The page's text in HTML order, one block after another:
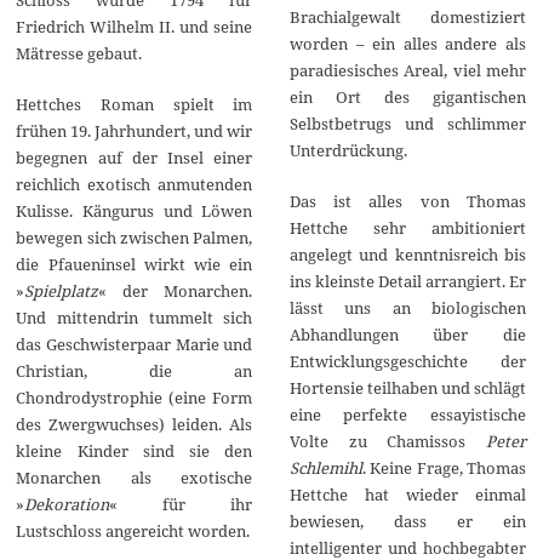
Friedrich Wilhelm II. und seine
Mätresse gebaut.
Hettches Roman spielt im
frühen 19. Jahrhundert, und wir
begegnen auf der Insel einer
reichlich exotisch anmutenden
Kulisse. Kängurus und Löwen
bewegen sich zwischen Palmen,
die Pfaueninsel wirkt wie ein
»Spielplatz« der Monarchen.
Und mittendrin tummelt sich
das Geschwisterpaar Marie und
Christian, die an
Chondrodystrophie (eine Form
des Zwergwuchses) leiden. Als
kleine Kinder sind sie den
Monarchen als exotische
»Dekoration« für ihr
Lustschloss angereicht worden.
Brachialgewalt domestiziert
worden – ein alles andere als
paradiesisches Areal, viel mehr
ein Ort des gigantischen
Selbstbetrugs und schlimmer
Unterdrückung.
Das ist alles von Thomas
Hettche sehr ambitioniert
angelegt und kenntnisreich bis
ins kleinste Detail arrangiert. Er
lässt uns an biologischen
Abhandlungen über die
Entwicklungsgeschichte der
Hortensie teilhaben und schlägt
eine perfekte essayistische
Volte zu Chamissos
Peter
Schlemihl. Keine Frage, Thomas
Hettche hat wieder einmal
bewiesen, dass er ein
intelligenter und hochbegabter